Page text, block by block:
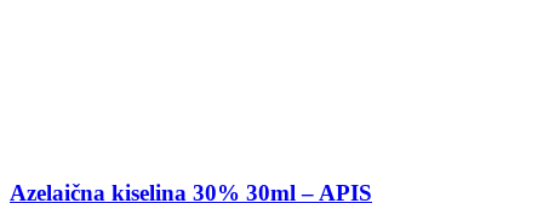
Azelaična kiselina 30% 30ml – APIS